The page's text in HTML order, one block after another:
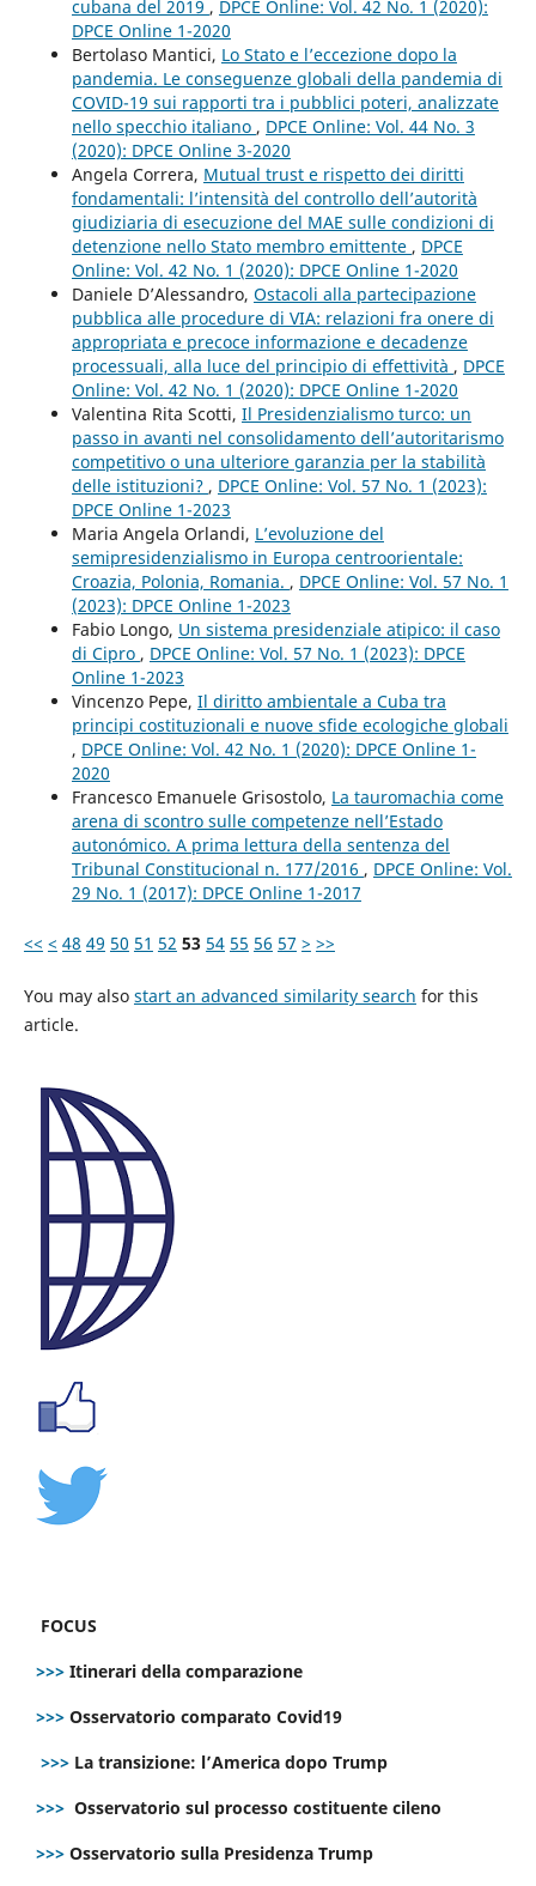
cubana del 2019 , DPCE Online: Vol. 42 No. 1 (2020):
DPCE Online 1-2020
Bertolaso Mantici, Lo Stato e l’eccezione dopo la
pandemia. Le conseguenze globali della pandemia di
COVID-19 sui rapporti tra i pubblici poteri, analizzate
nello specchio italiano , DPCE Online: Vol. 44 No. 3
(2020): DPCE Online 3-2020
Angela Correra, Mutual trust e rispetto dei diritti
fondamentali: l’intensità del controllo dell’autorità
giudiziaria di esecuzione del MAE sulle condizioni di
detenzione nello Stato membro emittente , DPCE
Online: Vol. 42 No. 1 (2020): DPCE Online 1-2020
Daniele D’Alessandro, Ostacoli alla partecipazione
pubblica alle procedure di VIA: relazioni fra onere di
appropriata e precoce informazione e decadenze
processuali, alla luce del principio di effettività , DPCE
Online: Vol. 42 No. 1 (2020): DPCE Online 1-2020
Valentina Rita Scotti, Il Presidenzialismo turco: un
passo in avanti nel consolidamento dell’autoritarismo
competitivo o una ulteriore garanzia per la stabilità
delle istituzioni? , DPCE Online: Vol. 57 No. 1 (2023):
DPCE Online 1-2023
Maria Angela Orlandi, L’evoluzione del
semipresidenzialismo in Europa centroorientale:
Croazia, Polonia, Romania. , DPCE Online: Vol. 57 No. 1
(2023): DPCE Online 1-2023
Fabio Longo, Un sistema presidenziale atipico: il caso
di Cipro , DPCE Online: Vol. 57 No. 1 (2023): DPCE
Online 1-2023
Vincenzo Pepe, Il diritto ambientale a Cuba tra
principi costituzionali e nuove sfide ecologiche globali
, DPCE Online: Vol. 42 No. 1 (2020): DPCE Online 1-
2020
Francesco Emanuele Grisostolo, La tauromachia come
arena di scontro sulle competenze nell’Estado
autonómico. A prima lettura della sentenza del
Tribunal Constitucional n. 177/2016 , DPCE Online: Vol.
29 No. 1 (2017): DPCE Online 1-2017
<< < 48 49 50 51 52 53 54 55 56 57 > >>
You may also start an advanced similarity search for this
article.
FOCUS
>>> Itinerari della comparazione
>>> Osservatorio comparato Covid19
>>> La transizione: l’America dopo Trump
>>> Osservatorio sul processo costituente cileno
>>> Osservatorio sulla Presidenza Trump